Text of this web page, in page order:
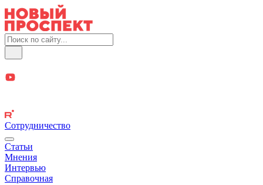
Сотрудничество
Статьи
Мнения
Интервью
Справочная